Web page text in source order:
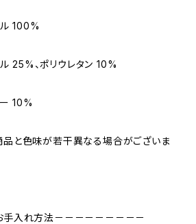
100%
25%、ポリウレタン 10%
10%
と色味が若干異なる場合がございま
入れ方法－－－－－－－－－